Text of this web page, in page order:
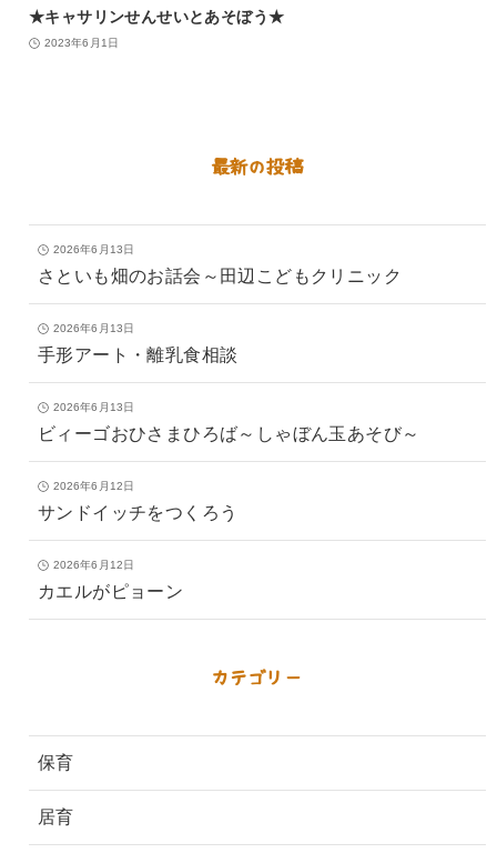
★キャサリンせんせいとあそぼう★
2023年6月1日
最新の投稿
2026年6月13日
さといも畑のお話会～田辺こどもクリニック
2026年6月13日
手形アート・離乳食相談
2026年6月13日
ビィーゴおひさまひろば～しゃぼん玉あそび～
2026年6月12日
サンドイッチをつくろう
2026年6月12日
カエルがピョーン
カテゴリー
保育
居育